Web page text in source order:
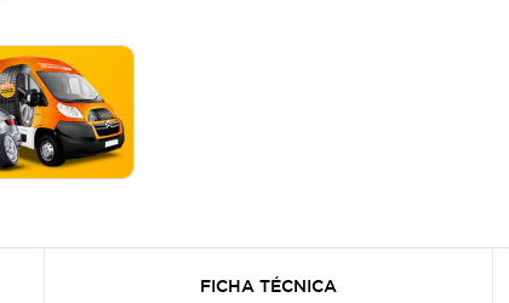
FICHA TÉCNICA